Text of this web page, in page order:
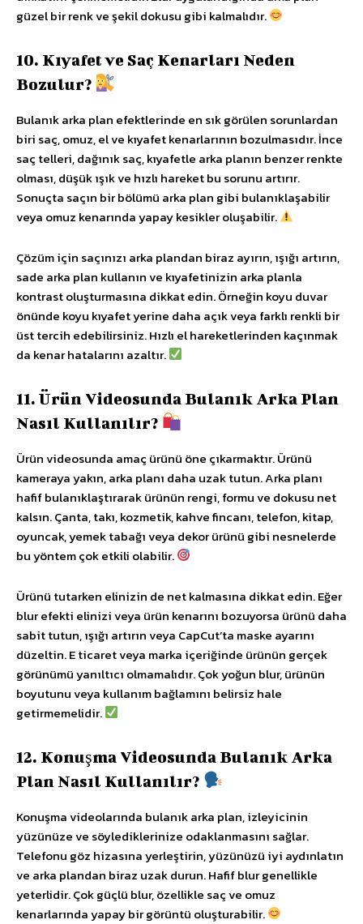
güzel bir renk ve şekil dokusu gibi kalmalıdır.
10. Kıyafet ve Saç Kenarları Neden
Bozulur?
Bulanık arka plan efektlerinde en sık görülen sorunlardan
biri saç, omuz, el ve kıyafet kenarlarının bozulmasıdır. İnce
saç telleri, dağınık saç, kıyafetle arka planın benzer renkte
olması, düşük ışık ve hızlı hareket bu sorunu artırır.
Sonuçta saçın bir bölümü arka plan gibi bulanıklaşabilir
veya omuz kenarında yapay kesikler oluşabilir.
Çözüm için saçınızı arka plandan biraz ayırın, ışığı artırın,
sade arka plan kullanın ve kıyafetinizin arka planla
kontrast oluşturmasına dikkat edin. Örneğin koyu duvar
önünde koyu kıyafet yerine daha açık veya farklı renkli bir
üst tercih edebilirsiniz. Hızlı el hareketlerinden kaçınmak
da kenar hatalarını azaltır.
11. Ürün Videosunda Bulanık Arka Plan
Nasıl Kullanılır?
Ürün videosunda amaç ürünü öne çıkarmaktır. Ürünü
kameraya yakın, arka planı daha uzak tutun. Arka planı
hafif bulanıklaştırarak ürünün rengi, formu ve dokusu net
kalsın. Çanta, takı, kozmetik, kahve fincanı, telefon, kitap,
oyuncak, yemek tabağı veya dekor ürünü gibi nesnelerde
bu yöntem çok etkili olabilir.
Ürünü tutarken elinizin de net kalmasına dikkat edin. Eğer
blur efekti elinizi veya ürün kenarını bozuyorsa ürünü daha
sabit tutun, ışığı artırın veya CapCut’ta maske ayarını
düzeltin. E ticaret veya marka içeriğinde ürünün gerçek
görünümü yanıltıcı olmamalıdır. Çok yoğun blur, ürünün
boyutunu veya kullanım bağlamını belirsiz hale
getirmemelidir.
12. Konuşma Videosunda Bulanık Arka
Plan Nasıl Kullanılır?
Konuşma videolarında bulanık arka plan, izleyicinin
yüzünüze ve söylediklerinize odaklanmasını sağlar.
Telefonu göz hizasına yerleştirin, yüzünüzü iyi aydınlatın
ve arka plandan biraz uzak durun. Hafif blur genellikle
yeterlidir. Çok güçlü blur, özellikle saç ve omuz
kenarlarında yapay bir görüntü oluşturabilir.